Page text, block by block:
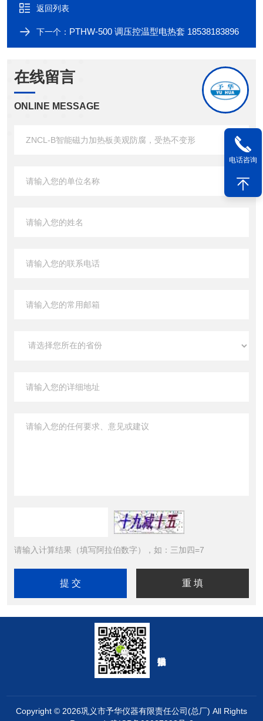
返回列表
下一个： PTHW-500 调压控温型电热套 18538183896
在线留言
ONLINE MESSAGE
请输入计算结果（填写阿拉伯数字），如：三加四=7
Copyright © 2026巩义市予华仪器有限责任公司(总厂) All Rights
电话咨询